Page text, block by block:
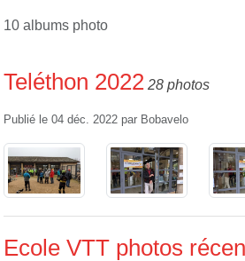
10 albums photo
Teléthon 2022 28 photos
Publié le 04 déc. 2022 par Bobavelo
Ecole VTT photos